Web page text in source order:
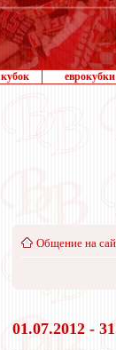
кубок еврокубки
Общение на
01.07.2012 -